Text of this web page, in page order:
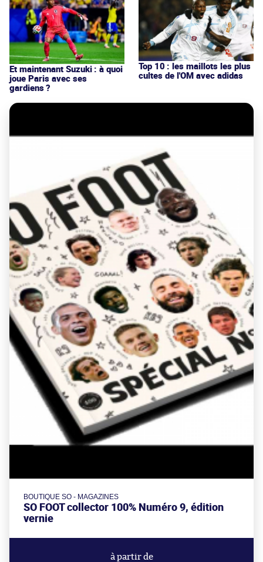
Et maintenant Suzuki : à quoi
joue Paris avec ses
gardiens ?
Top 10 : les maillots les plus
cultes de l'OM avec adidas
BOUTIQUE SO - MAGAZINES
SO FOOT collector 100% Numéro 9, édition
vernie
à partir de